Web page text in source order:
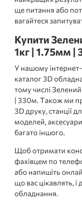
ще питання або
вагайтеся
Купити
1кг | 1.75мм |
У нашому
каталог 3D
тому числі
| 330м. Також ми
3D друку, станції
моделей,
багато іншого.
Щоб отримати
фахівцем по
або напишіть
що вас цікавлять,
обладнання.